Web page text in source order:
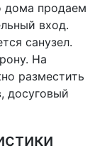
дома продаем
вход.
санузел.
На
разместить
досуговый